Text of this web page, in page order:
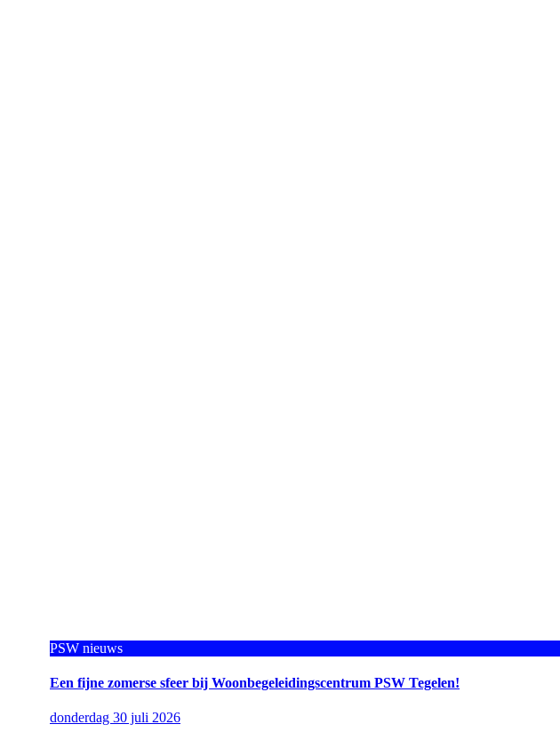
PSW nieuws
Een fijne zomerse sfeer bij Woonbegeleidingscentrum PSW Tegelen!
donderdag 30 juli 2026